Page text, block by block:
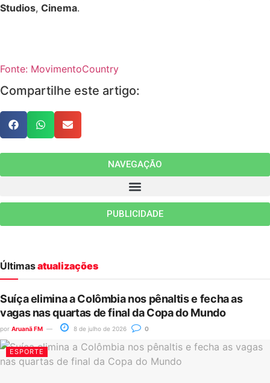
Studios, Cinema.
Fonte: MovimentoCountry
Compartilhe este artigo:
NAVEGAÇÃO
PUBLICIDADE
Últimasatualizações
Suíça elimina a Colômbia nos pênaltis e fecha as
vagas nas quartas de final da Copa do Mundo
por Aruanã FM 8 de julho de 2026 0
ESPORTE